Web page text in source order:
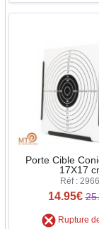
Porte Cible
17X17
Réf :
14.95€
Rupture